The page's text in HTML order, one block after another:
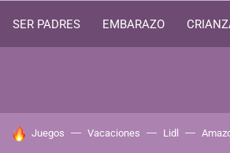
SER PADRES EMBARAZO
HOY SE HABLA DE
Juegos Vacaciones Lidl